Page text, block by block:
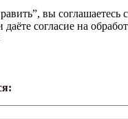
вы соглашаетесь с
даёте согласие на